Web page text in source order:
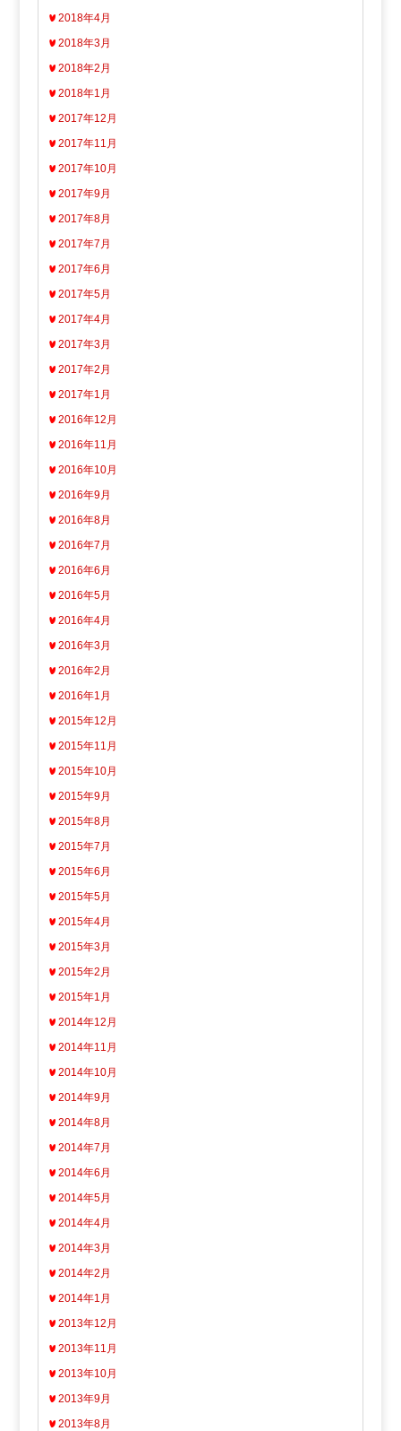
2018年4月
2018年3月
2018年2月
2018年1月
2017年12月
2017年11月
2017年10月
2017年9月
2017年8月
2017年7月
2017年6月
2017年5月
2017年4月
2017年3月
2017年2月
2017年1月
2016年12月
2016年11月
2016年10月
2016年9月
2016年8月
2016年7月
2016年6月
2016年5月
2016年4月
2016年3月
2016年2月
2016年1月
2015年12月
2015年11月
2015年10月
2015年9月
2015年8月
2015年7月
2015年6月
2015年5月
2015年4月
2015年3月
2015年2月
2015年1月
2014年12月
2014年11月
2014年10月
2014年9月
2014年8月
2014年7月
2014年6月
2014年5月
2014年4月
2014年3月
2014年2月
2014年1月
2013年12月
2013年11月
2013年10月
2013年9月
2013年8月